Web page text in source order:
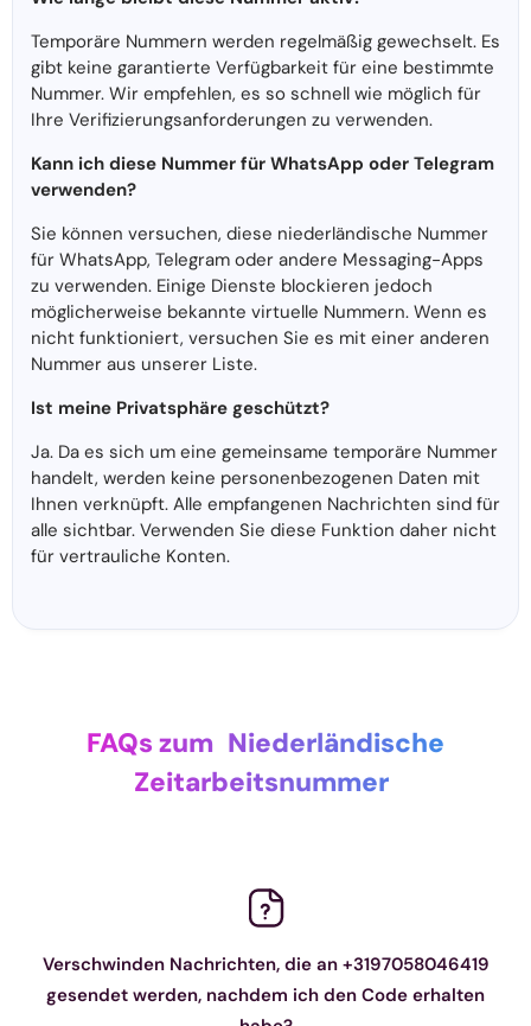
Temporäre Nummern werden regelmäßig gewechselt. Es
gibt keine garantierte Verfügbarkeit für eine bestimmte
Nummer. Wir empfehlen, es so schnell wie möglich für
Ihre Verifizierungsanforderungen zu verwenden.
Kann ich diese Nummer für WhatsApp oder Telegram
verwenden?
Sie können versuchen, diese niederländische Nummer
für WhatsApp, Telegram oder andere Messaging-Apps
zu verwenden. Einige Dienste blockieren jedoch
möglicherweise bekannte virtuelle Nummern. Wenn es
nicht funktioniert, versuchen Sie es mit einer anderen
Nummer aus unserer Liste.
Ist meine Privatsphäre geschützt?
Ja. Da es sich um eine gemeinsame temporäre Nummer
handelt, werden keine personenbezogenen Daten mit
Ihnen verknüpft. Alle empfangenen Nachrichten sind für
alle sichtbar. Verwenden Sie diese Funktion daher nicht
für vertrauliche Konten.
FAQs zum Niederländische
Zeitarbeitsnummer
Verschwinden Nachrichten, die an +3197058046419
gesendet werden, nachdem ich den Code erhalten